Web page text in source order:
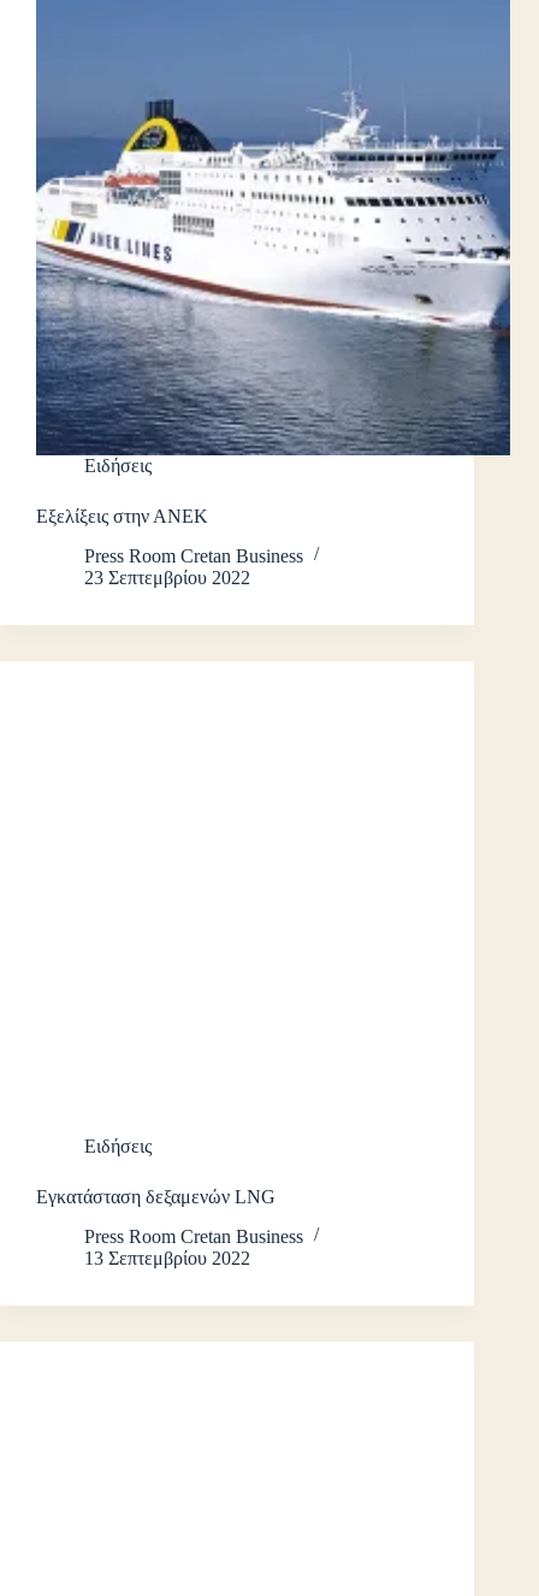
Ειδήσεις
Εξελίξεις στην ΑΝΕΚ
Press Room Cretan Business
23 Σεπτεμβρίου 2022
Ειδήσεις
Εγκατάσταση δεξαμενών LNG
Press Room Cretan Business
13 Σεπτεμβρίου 2022